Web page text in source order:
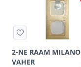
2-NE RAAM MILANO
VAHER